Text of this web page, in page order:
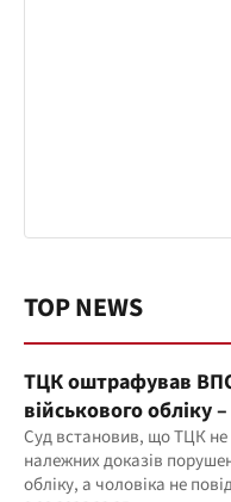
TOP NEWS
ТЦК оштрафував
військового
діях ТЦК
Суд встановив, що ТЦК не
належних доказів
обліку, а чоловіка не